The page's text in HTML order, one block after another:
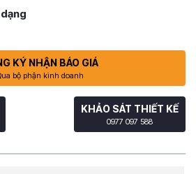
KÝ NHẬN BÁO GIÁ
bộ phận kinh doanh
KHẢO SÁT THIẾT KẾ
0977 097 588